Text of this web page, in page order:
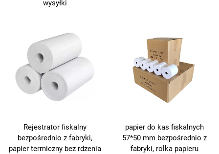
wysyłki
Rejestrator fiskalny
bezpośrednio z fabryki,
papier termiczny bez rdzenia
papier do kas fiskalnych
57*50 mm bezpośrednio z
fabryki, rolka papieru